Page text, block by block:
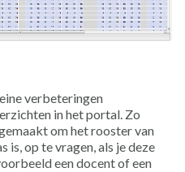
verbeteringen
in het portal. Zo
om het rooster van
is, op te vragen, als je deze
een docent of een